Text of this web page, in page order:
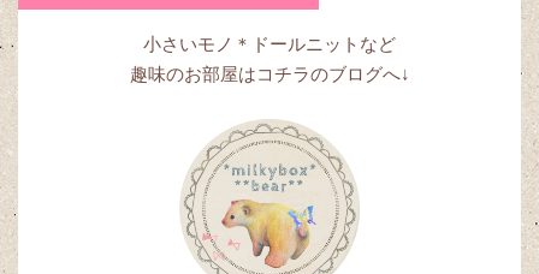
小さいモノ＊ドールニットなど
趣味のお部屋はコチラのブログへ↓